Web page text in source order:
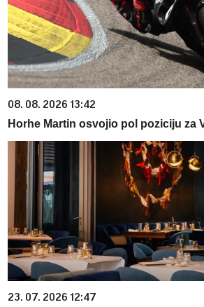
08. 08. 2026 13:42
Horhe Martin osvojio pol poziciju za
23. 07. 2026 12:47